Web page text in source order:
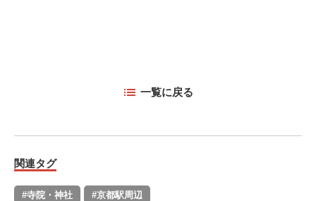
一覧に戻る
関連タグ
#寺院・神社 #京都駅周辺